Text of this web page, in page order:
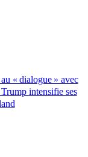
« dialogue » avec
intensifie ses